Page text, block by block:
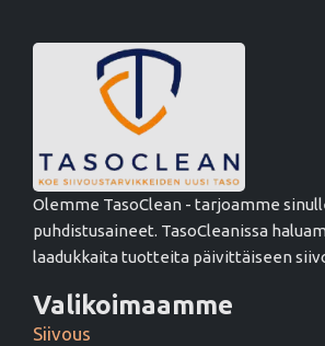
Olemme TasoClean - tarjoamme
puhdistusaineet. TasoCleanissa
laadukkaita tuotteita päivittäiseen
Valikoimaamme
Siivous